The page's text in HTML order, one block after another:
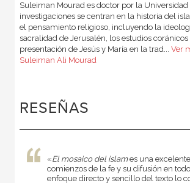
Suleiman Mourad es doctor por la Universidad
investigaciones se centran en la historia del
el pensamiento religioso, incluyendo la
sacralidad de Jerusalén, los estudios coránicos
presentación de Jesús y María en la trad... Ver
Suleiman Ali Mourad
RESEÑAS
«El mosaico del islames una
comienzos de la fe y su difusión en
enfoque directo y sencillo del texto lo